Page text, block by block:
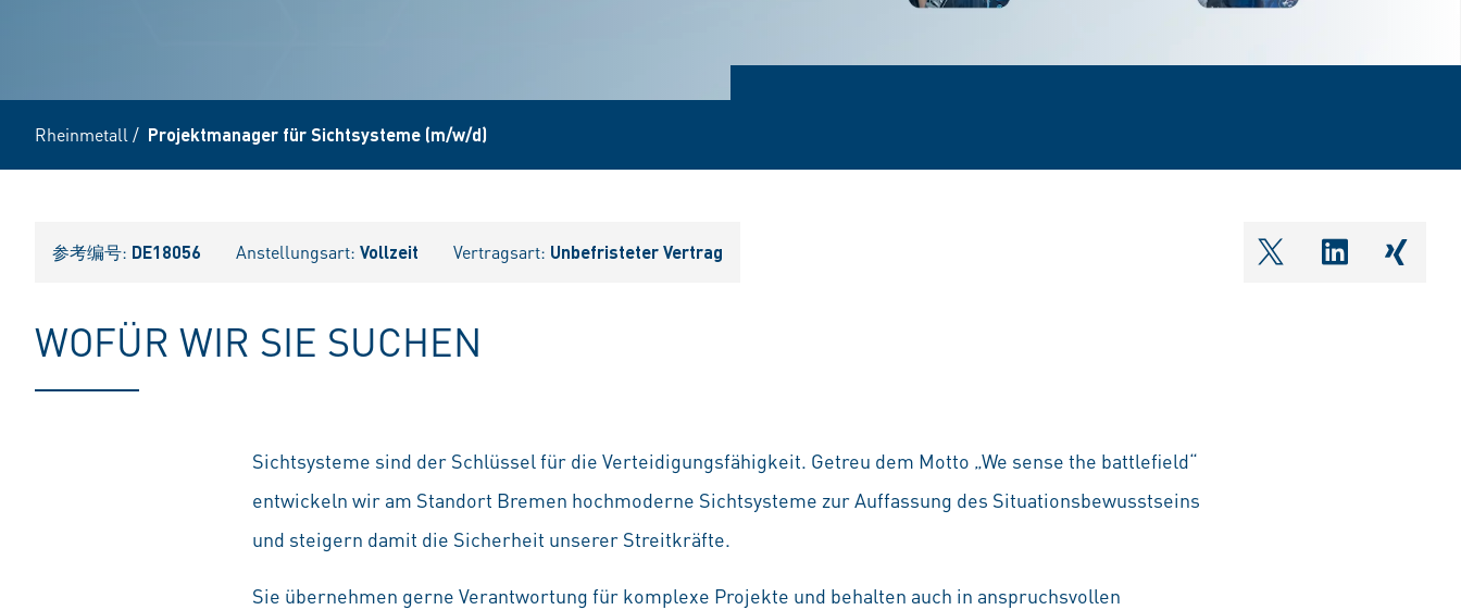
Rheinmetall / Projektmanager für Sichtsysteme (m/w/d)
参考编号: DE18056 Anstellungsart: Vollzeit Vertragsart: Unbefristeter Vertrag shareOntwitter
WOFÜR WIR SIE SUCHEN
Sichtsysteme sind der Schlüssel für die Verteidigungsfähigkeit. Getreu dem Motto „We sense the battlefield“
entwickeln wir am Standort Bremen hochmoderne Sichtsysteme zur Auffassung des Situationsbewusstseins
und steigern damit die Sicherheit unserer Streitkräfte.
Sie übernehmen gerne Verantwortung für komplexe Projekte und behalten auch in anspruchsvollen